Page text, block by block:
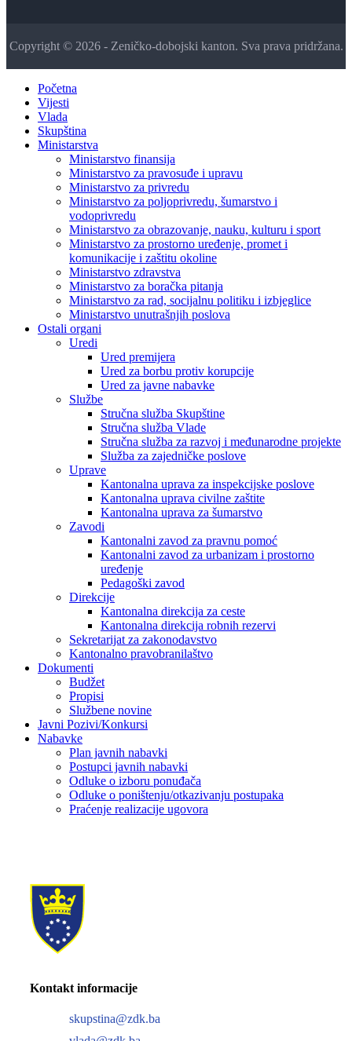
Copyright © 2026 - Zeničko-dobojski kanton. Sva prava pridržana.
Početna
Vijesti
Vlada
Skupština
Ministarstva
Ministarstvo finansija
Ministarstvo za pravosuđe i upravu
Ministarstvo za privredu
Ministarstvo za poljoprivredu, šumarstvo i
vodoprivredu
Ministarstvo za obrazovanje, nauku, kulturu i sport
Ministarstvo za prostorno uređenje, promet i
komunikacije i zaštitu okoline
Ministarstvo zdravstva
Ministarstvo za boračka pitanja
Ministarstvo za rad, socijalnu politiku i izbjeglice
Ministarstvo unutrašnjih poslova
Ostali organi
Uredi
Ured premijera
Ured za borbu protiv korupcije
Ured za javne nabavke
Službe
Stručna služba Skupštine
Stručna služba Vlade
Stručna služba za razvoj i međunarodne projekte
Služba za zajedničke poslove
Uprave
Kantonalna uprava za inspekcijske poslove
Kantonalna uprava civilne zaštite
Kantonalna uprava za šumarstvo
Zavodi
Kantonalni zavod za pravnu pomoć
Kantonalni zavod za urbanizam i prostorno
uređenje
Pedagoški zavod
Direkcije
Kantonalna direkcija za ceste
Kantonalna direkcija robnih rezervi
Sekretarijat za zakonodavstvo
Kantonalno pravobranilaštvo
Dokumenti
Budžet
Propisi
Službene novine
Javni Pozivi/Konkursi
Nabavke
Plan javnih nabavki
Postupci javnih nabavki
Odluke o izboru ponuđača
Odluke o poništenju/otkazivanju postupaka
Praćenje realizacije ugovora
Kontakt informacije
skupstina@zdk.ba